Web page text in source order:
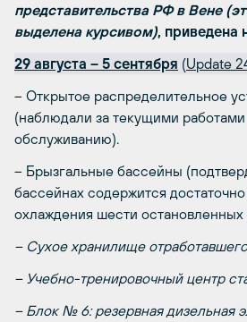
представительства РФ в Вене
выделена курсивом), приведена
29 августа – 5 сентября (Update
– Открытое распределительное
(наблюдали за текущими
обслуживанию).
– Брызгальные бассейны
бассейнах содержится
охлаждения шести остановленных
– Сухое хранилище
– Учебно-тренировочный центр
– Блок № 6: резервная дизельная